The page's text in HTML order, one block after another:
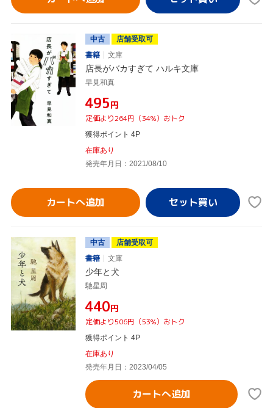
中古
店舗受取可
書籍
文庫
店長がバカすぎて ハルキ文庫
早見和真
¥495円
定価より264円（34%）おトク
獲得ポイント 4P
在庫あり
発売年月日：2021/08/10
カートへ追加
中古
店舗受取可
書籍
文庫
少年と犬
馳星周
¥440円
定価より506円（53%）おトク
獲得ポイント 4P
在庫あり
発売年月日：2023/04/05
カートへ追加